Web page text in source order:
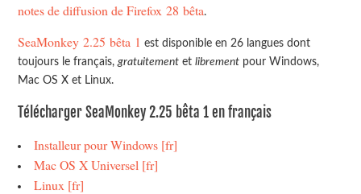
notes de diffusion de Firefox 28 bêta.
SeaMonkey 2.25 bêta 1 est disponible en 26 langues dont
toujours le français,gratuitement etlibrement pour Windows,
Mac OS X et Linux.
Télécharger SeaMonkey 2.25 bêta 1 en français
Installeur pour Windows [fr]
Mac OS X Universel [fr]
Linux [fr]